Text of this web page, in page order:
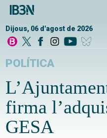
Dijous, 06 d'agost de 2026
POLÍTICA
firma
GESA